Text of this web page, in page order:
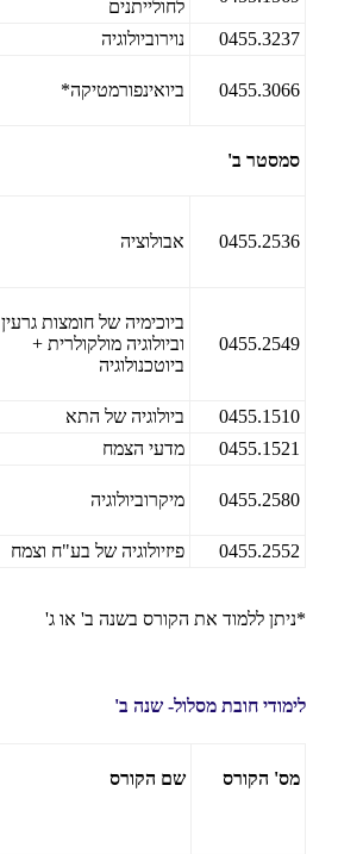
לחולייתנים
נוירוביולוגיה 0455.3237
ביואינפורמטיקה* 0455.3066
סמסטר ב'
אבולוציה 0455.2536
ביוכימיה של חומצות גרעין
וביולוגיה מולקולרית +
ביוטכנולוגיה
0455.2549
ביולוגיה של התא
0455.1510
מדעי הצמח 0455.1521
מיקרוביולוגיה 0455.2580
פיזיולוגיה של בע"ח וצמח 0455.2552
*ניתן ללמוד את הקורס בשנה ב' או ג'
לימודי חובת מסלול- שנה ב'
שם הקורס מס' הקורס